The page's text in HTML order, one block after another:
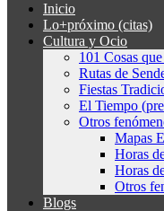
Inicio
Lo+próximo (citas)
Cultura y Ocio
101 Cosas
Rutas de
Fiestas
El Tiempo
Otros
Mapas
Horas
Horas
Otros
Blogs